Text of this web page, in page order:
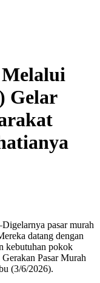
Gelar
pasar murah
datang dengan
kebutuhan pokok
Pasar Murah
(3/6/2026).